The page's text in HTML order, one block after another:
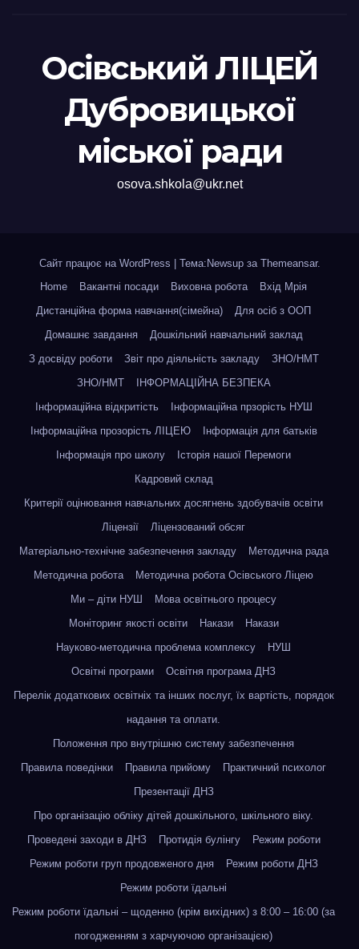
Осівський ЛІЦЕЙ
Дубровицької
міської ради
osova.shkola@ukr.net
Сайт працює на WordPress Тема:Newsup за Themeansar.
Home
Вакантні посади Виховна робота
Вхід Мрія
Дистанційна форма навчання(сімейна)
Для осіб з ООП
Домашнє завдання
Дошкільний навчальний заклад
З досвіду роботи
Звіт про діяльність закладу
ЗНО/НМТ
ЗНО/НМТ
ІНФОРМАЦІЙНА БЕЗПЕКА
Інформаційна відкритість
Інформаційна прзорість НУШ
Інформаційна прозорість ЛІЦЕЮ
Інформація для батьків
Інформація про школу
Історія нашої Перемоги
Кадровий склад
Критерії оцінювання навчальних досягнень здобувачів освіти
Ліцензії
Ліцензований обсяг
Матеріально-технічне забезпечення закладу
Методична рада
Методична робота
Методична робота Осівського Ліцею
Ми – діти НУШ
Мова освітнього процесу
Моніторинг якості освіти
Накази
Накази
Науково-методична проблема комплексу
НУШ
Освітні програми
Освітня програма ДНЗ
Перелік додаткових освітніх та інших послуг, їх вартість, порядок
надання та оплати.
Положення про внутрішню систему забезпечення
Правила поведінки
Правила прийому
Практичний психолог
Презентації ДНЗ
Про організацію обліку дітей дошкільного, шкільного віку.
Проведені заходи в ДНЗ
Протидія булінгу
Режим роботи
Режим роботи груп продовженого дня
Режим роботи ДНЗ
Режим роботи їдальні
Режим роботи їдальні – щоденно (крім вихідних) з 8:00 – 16:00 (за
погодженням з харчуючою організацією)